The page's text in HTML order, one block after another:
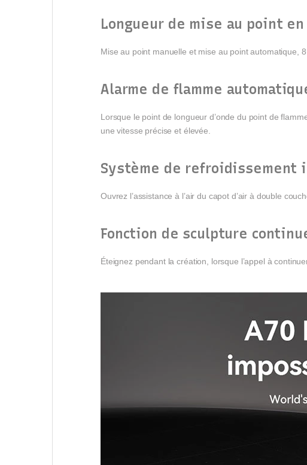
Longueur de mise au point
Mise au point manuelle et mise au point automatique,
Alarme de flamme
Lorsque le point de longueur d’onde du point de
une vitesse précise et élevée.
Système de refroidissement
Ouvrez l’assistance à l’air du capot d’air à double
Fonction de sculpture
Éteignez pendant la création, lorsque l’appel à